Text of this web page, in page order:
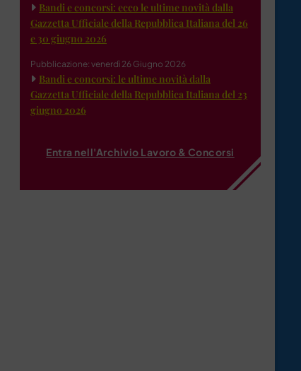
Bandi e concorsi: ecco le ultime novità dalla
Gazzetta Ufficiale della Repubblica Italiana del 26
e 30 giugno 2026
Pubblicazione: venerdì 26 Giugno 2026
Bandi e concorsi: le ultime novità dalla
Gazzetta Ufficiale della Repubblica Italiana del 23
giugno 2026
Entra nell'Archivio Lavoro & Concorsi